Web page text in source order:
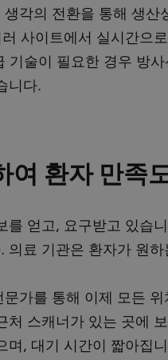
각의 전환을 통해 생산
사이트에서 실시간으
기술이 필요한 경우 방
니다.
여 환자 만족
를 얻고, 요구받고 있습
의료 기관은 환자가 원
가를 통해 이제 모든
처 스캐너가 있는 곳에
며, 대기 시간이 짧아집